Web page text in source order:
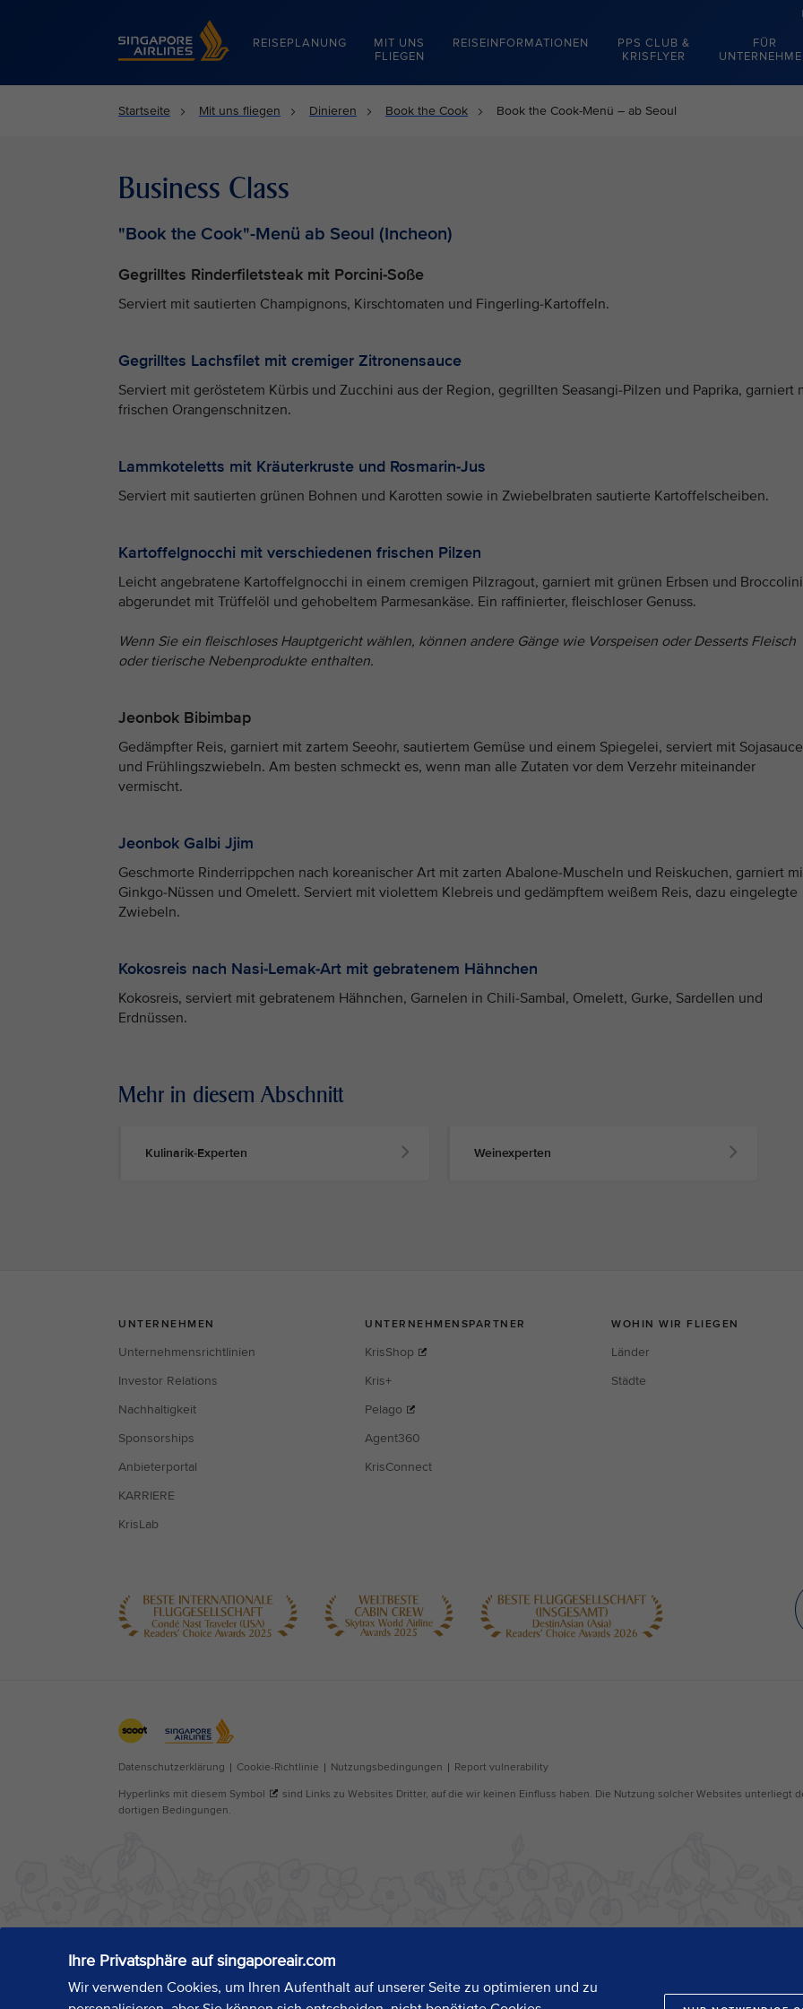
Singapore Airlines Home
REISEPLANUNG
MIT UNS
FLIEGEN
REISEINFORMATIONEN
PPS CLUB &
KRISFLYER
FÜR
Ihre Privatsphäre auf singaporeair.com
Wir verwenden Cookies, um Ihren Aufenthalt auf unserer Seite zu optimieren und zu
Startseite Mit uns fliegen Dinieren Book the Cook Book the Cook-Menü – ab Seoul
Business Class
"Book the Cook"-Menü ab Seoul (Incheon)
Gegrilltes Rinderfiletsteak mit Porcini-Soße
Serviert mit sautierten Champignons, Kirschtomaten und Fingerling-Kartoffeln.
Gegrilltes Lachsfilet mit cremiger Zitronensauce
Serviert mit geröstetem Kürbis und Zucchini aus der Region, gegrillten Seasangi-Pilzen und Paprika, garniert
frischen Orangenschnitzen.
Lammkoteletts mit Kräuterkruste und Rosmarin-Jus
Serviert mit sautierten grünen Bohnen und Karotten sowie in Zwiebelbraten sautierte Kartoffelscheiben.
Kartoffelgnocchi mit verschiedenen frischen Pilzen
Leicht angebratene Kartoffelgnocchi in einem cremigen Pilzragout, garniert mit grünen Erbsen und
abgerundet mit Trüffelöl und gehobeltem Parmesankäse. Ein raffinierter, fleischloser Genuss.
Wenn Sie ein fleischloses Hauptgericht wählen, können andere Gänge wie Vorspeisen oder Desserts Fleisch
oder tierische Nebenprodukte enthalten.
Jeonbok Bibimbap
Gedämpfter Reis, garniert mit zartem Seeohr, sautiertem Gemüse und einem Spiegelei, serviert mit Sojasauce
und Frühlingszwiebeln. Am besten schmeckt es, wenn man alle Zutaten vor dem Verzehr miteinander
vermischt.
Jeonbok Galbi Jjim
Geschmorte Rinderrippchen nach koreanischer Art mit zarten Abalone-Muscheln und Reiskuchen, garniert
Ginkgo-Nüssen und Omelett. Serviert mit violettem Klebreis und gedämpftem weißem Reis, dazu eingelegte
Zwiebeln.
Kokosreis nach Nasi-Lemak-Art mit gebratenem Hähnchen
Kokosreis, serviert mit gebratenem Hähnchen, Garnelen in Chili-Sambal, Omelett, Gurke, Sardellen und
Erdnüssen.
Mehr in diesem Abschnitt
Kulinarik-Experten Weinexperten